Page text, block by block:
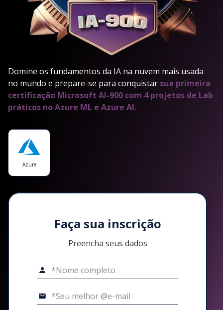
Domine os fundamentos da IA na nuvem mais usada
no mundo e prepare-se para conquistar sua primeira
certificação Microsoft AI-900 com 4 projetos de Lab
práticos no Azure ML e Azure AI.
Azure
Faça sua inscrição
Preencha seus dados